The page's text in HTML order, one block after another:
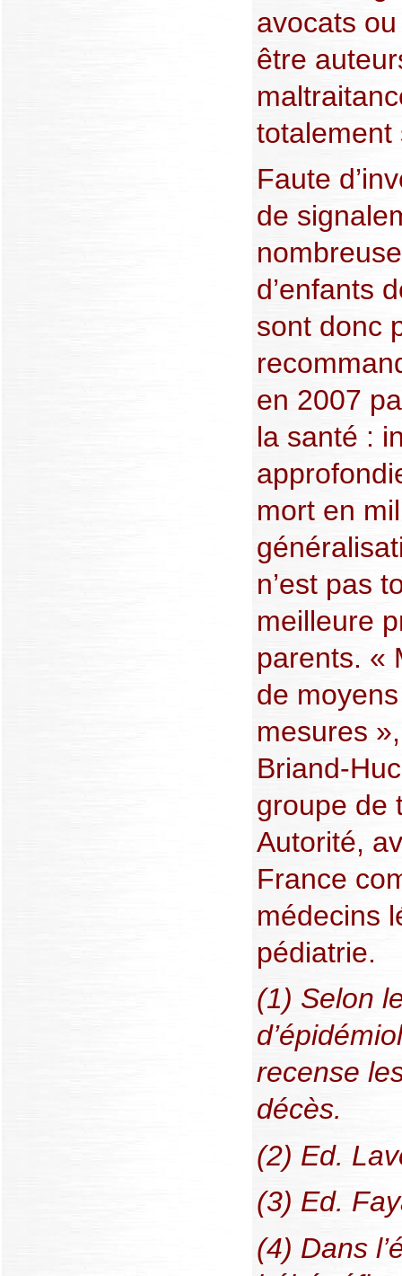
avocats
être
totalement
Faute
de
d’enfants
sont donc
en 2007
la santé :
mort en
n’est pas
meilleure
parents. «
de
mesures
Briand-
groupe de
Autorité,
France
médecins
pédiatrie.
(1) Selon
recense
décès.
(2) Ed.
(3) Ed.
(4) Dans